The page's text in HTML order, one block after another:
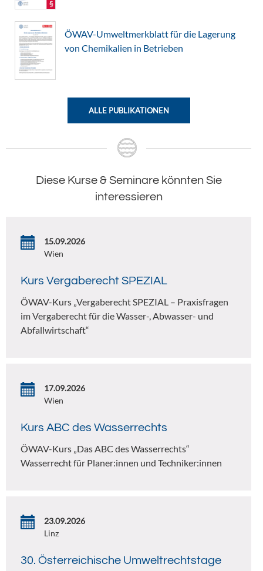
ÖWAV-Umweltmerkblatt für die Lagerung
von Chemikalien in Betrieben
ALLE PUBLIKATIONEN
Diese Kurse & Seminare könnten Sie
interessieren
15.09.2026
Wien
Kurs Vergaberecht SPEZIAL
ÖWAV-Kurs „Vergaberecht SPEZIAL – Praxisfragen
im Vergaberecht für die Wasser-, Abwasser- und
Abfallwirtschaft“
17.09.2026
Wien
Kurs ABC des Wasserrechts
ÖWAV-Kurs „Das ABC des Wasserrechts“
Wasserrecht für Planer:innen und Techniker:innen
23.09.2026
Linz
30. Österreichische Umweltrechtstage